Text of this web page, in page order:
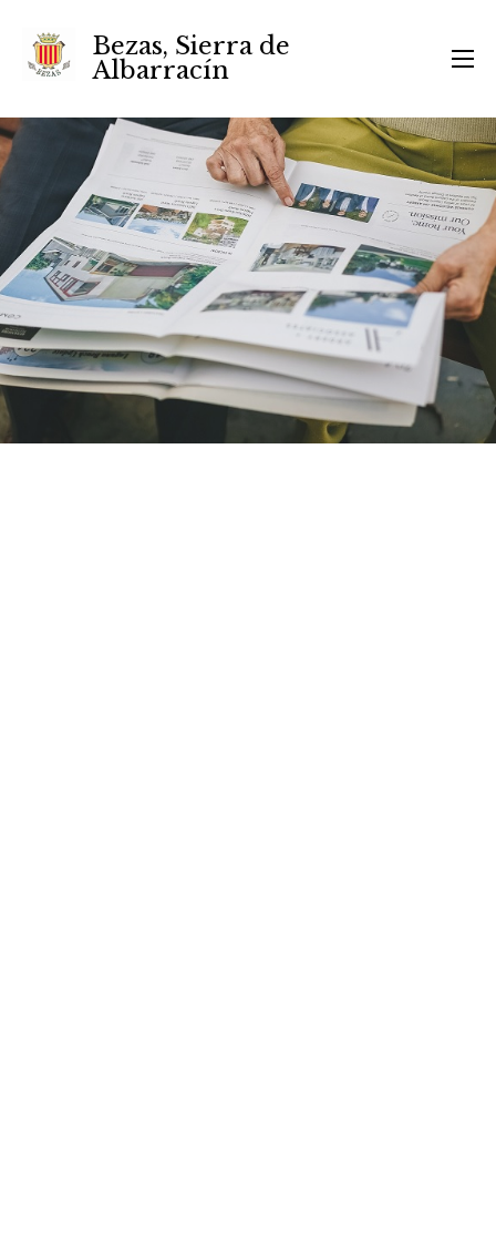
Bezas, Sierra de
Albarracín